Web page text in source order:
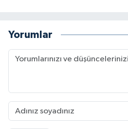
Yorumlar